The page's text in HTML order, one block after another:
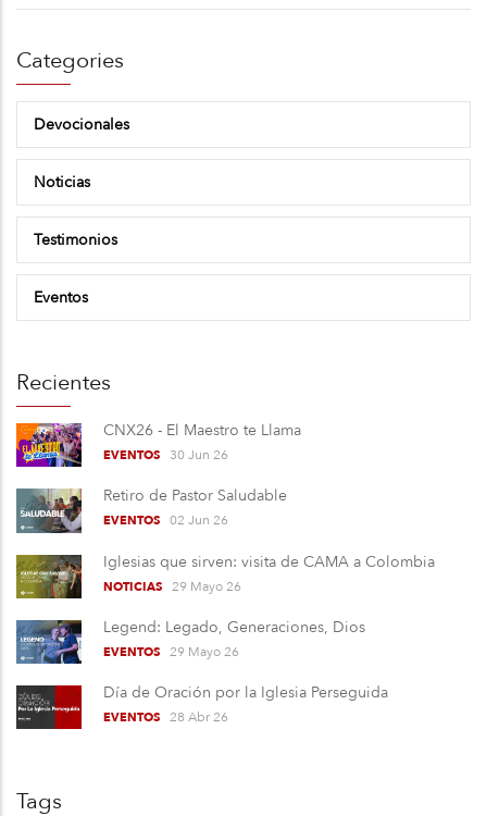
Categories
Devocionales
Noticias
Testimonios
Eventos
Recientes
CNX26 - El Maestro te Llama
EVENTOS 30 Jun 26
Retiro de Pastor Saludable
EVENTOS 02 Jun 26
Iglesias que sirven: visita de CAMA a Colombia
NOTICIAS 29 Mayo 26
Legend: Legado, Generaciones, Dios
EVENTOS 29 Mayo 26
Día de Oración por la Iglesia Perseguida
EVENTOS 28 Abr 26
Tags